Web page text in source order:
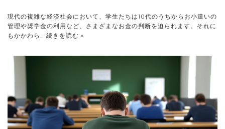
現代の複雑な経済社会において、学生たちは10代のうちからお小遣いの
管理や奨学金の利用など、さまざまなお金の判断を迫られます。それに
もかかわら… 続きを読む »